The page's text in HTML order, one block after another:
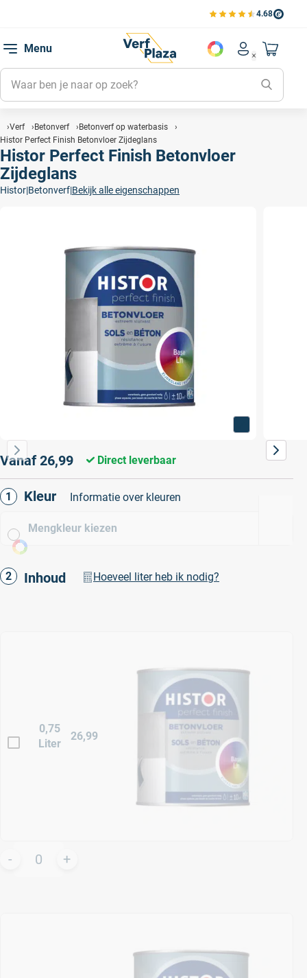
4.68
Bekijk de verfplaza
Menu
Account
Mijn
Mijn
Mijn
Naar
Verf Betonverf
Betonverf op waterbasis
Histor Perfect Finish Betonvloer Zijdeglans
Histor Perfect Finish Betonvloer
Zijdeglans
Histor|Betonverf|Bekijk alle eigenschappen
Vanaf 26,99 Direct leverbaar
Kleur Informatie over kleuren
Mengkleur kiezen
Inhoud Hoeveel liter heb ik nodig?
0,75
Liter
26,99